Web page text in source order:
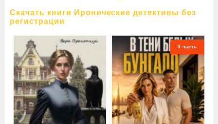
Скачать книги Иронические детективы без
регистрации
3 часть